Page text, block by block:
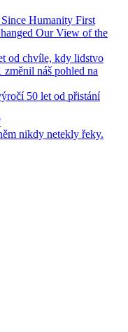
Humanity First
Our View of the
od chvíle, kdy lidstvo
náš pohled na
50 let od přistání
nikdy netekly řeky.